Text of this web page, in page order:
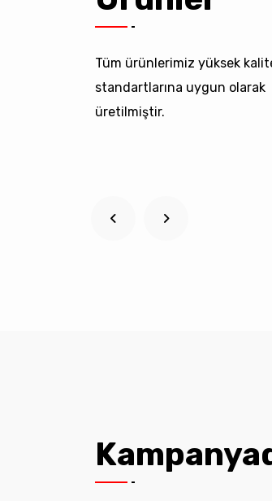
Tüm ürünlerimiz yüksek
standartlarına uygun olarak
üretilmiştir.